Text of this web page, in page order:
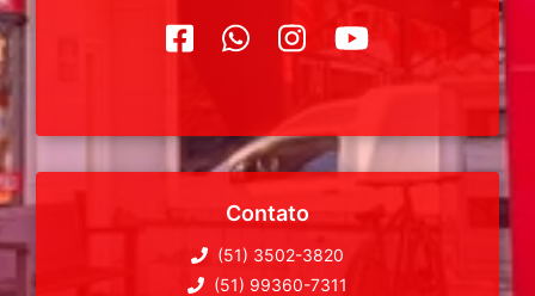
Contato
(51) 3502-3820
(51) 99360-7311